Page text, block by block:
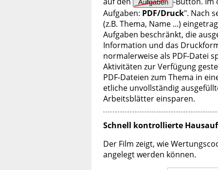
Aufgaben: PDF/Druck". Nach
(z.B. Thema, Name ...)
Aufgaben beschränkt, die
Information und das
normalerweise als PDF-Datei
Aktivitäten zur Verfügung
PDF-Dateien zum Thema in
etliche unvollständig
Arbeitsblätter einsparen.
Schnell kontrollierte
Der Film zeigt, wie
angelegt werden können.